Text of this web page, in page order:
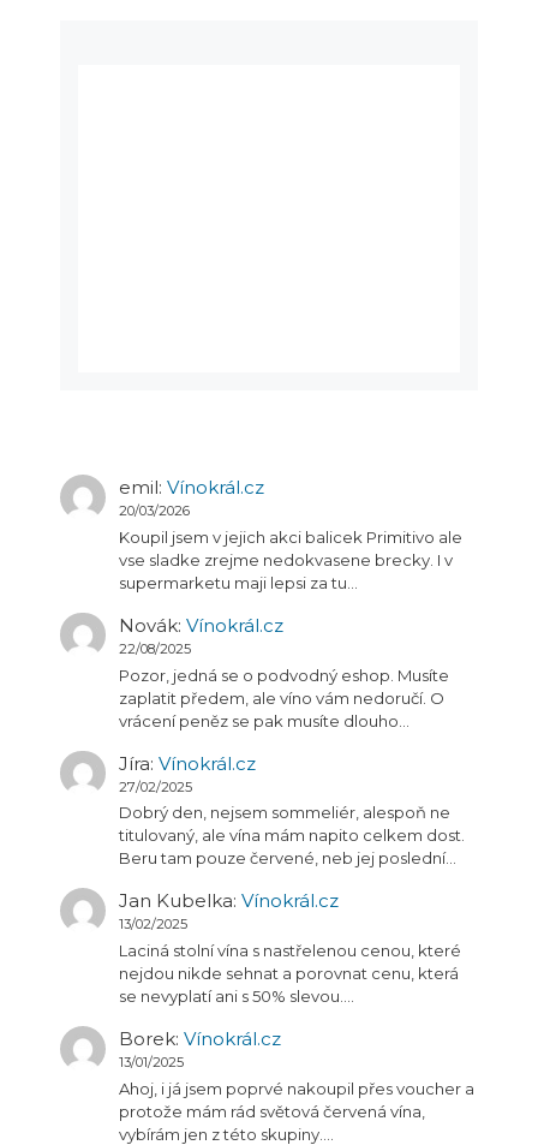
emil: Vínokrál.cz
20/03/2026
Koupil jsem v jejich akci balicek Primitivo ale
vse sladke zrejme nedokvasene brecky. I v
supermarketu maji lepsi za tu…
Novák: Vínokrál.cz
22/08/2025
Pozor, jedná se o podvodný eshop. Musíte
zaplatit předem, ale víno vám nedoručí. O
vrácení peněz se pak musíte dlouho…
Jíra: Vínokrál.cz
27/02/2025
Dobrý den, nejsem sommeliér, alespoň ne
titulovaný, ale vína mám napito celkem dost.
Beru tam pouze červené, neb jej poslední…
Jan Kubelka: Vínokrál.cz
13/02/2025
Laciná stolní vína s nastřelenou cenou, které
nejdou nikde sehnat a porovnat cenu, která
se nevyplatí ani s 50% slevou.…
Borek: Vínokrál.cz
13/01/2025
Ahoj, i já jsem poprvé nakoupil přes voucher a
protože mám rád světová červená vína,
vybírám jen z této skupiny.…